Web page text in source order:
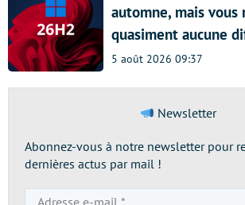
automne, mais vous
quasiment aucune
5 août 2026 09:37
Newsletter
Abonnez-vous à notre newsletter pour
dernières actus par mail !